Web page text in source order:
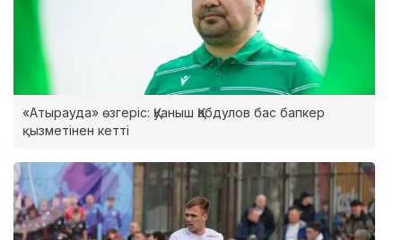
«Атырауда» өзгеріс: Қуаныш Қабдулов бас бапкер
қызметінен кетті